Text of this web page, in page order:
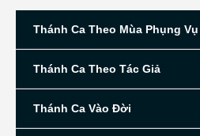
Thánh Ca Theo Mùa Phụng Vụ
Thánh Ca Theo Tác Giả
Thánh Ca Vào Đời